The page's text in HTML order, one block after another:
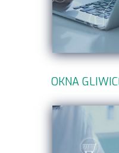
OKNA